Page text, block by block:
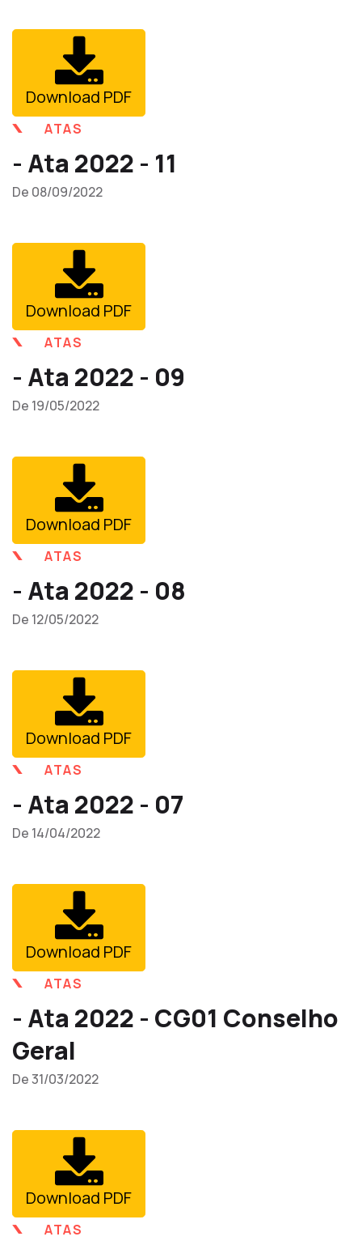
Download PDF
ATAS
- Ata 2022 - 11
De 08/09/2022
Download PDF
ATAS
- Ata 2022 - 09
De 19/05/2022
Download PDF
ATAS
- Ata 2022 - 08
De 12/05/2022
Download PDF
ATAS
- Ata 2022 - 07
De 14/04/2022
Download PDF
ATAS
- Ata 2022 - CG01 Conselho
Geral
De 31/03/2022
Download PDF
ATAS